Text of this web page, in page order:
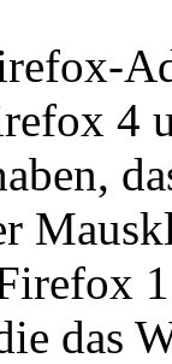
4
das